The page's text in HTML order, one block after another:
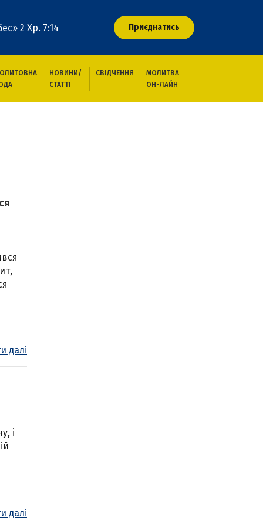
2 Хр. 7:14 Приєднатись
НОВИНИ/
СТАТТІ
СВІДЧЕННЯ
МОЛИТВА
ОН-ЛАЙН
далі
і
далі